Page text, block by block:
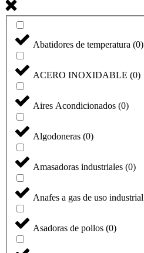
Abatidores de temperatura (0)
ACERO INOXIDABLE (0)
Aires Acondicionados (0)
Algodoneras (0)
Amasadoras industriales (0)
Anafes a gas de uso industrial
Asadoras de pollos (0)